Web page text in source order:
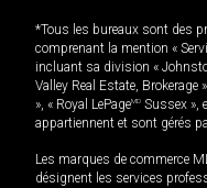
*Tous les bureaux sont des
comprenant la mention «
incluant sa division «
Valley Real Estate, Brokerage
», « Royal LePageMD Sussex »,
appartiennent et sont gérés
Les marques de commerce
désignent les services